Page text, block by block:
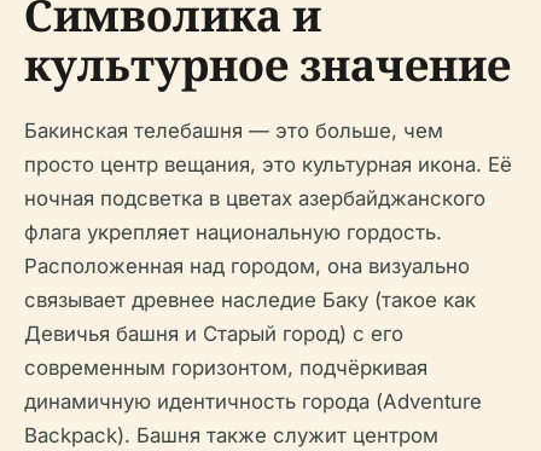
Символика и
культурное значение
Бакинская телебашня — это больше, чем
просто центр вещания, это культурная икона. Её
ночная подсветка в цветах азербайджанского
флага укрепляет национальную гордость.
Расположенная над городом, она визуально
связывает древнее наследие Баку (такое как
Девичья башня и Старый город) с его
современным горизонтом, подчёркивая
динамичную идентичность города (Adventure
Backpack). Башня также служит центром